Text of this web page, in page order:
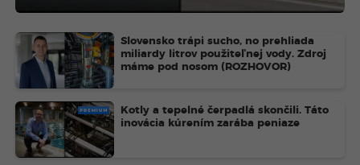
Slovensko trápi sucho, no prehliada
miliardy litrov použiteľnej vody. Zdroj
máme pod nosom (ROZHOVOR)
PREMIUM
Kotly a tepelné čerpadlá skončili. Táto
inovácia kúrením zarába peniaze